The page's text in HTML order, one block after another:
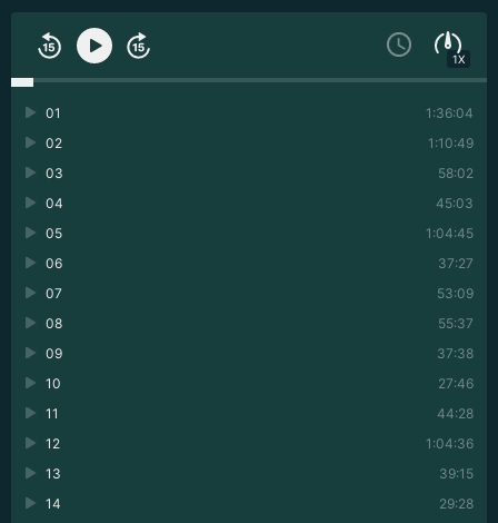
1X
1:36:04
01
1:10:49
02
58:02
03
45:03
04
1:04:45
05
37:27
06
53:09
07
55:37
08
37:38
09
27:46
10
44:28
11
1:04:36
12
39:15
13
29:28
14